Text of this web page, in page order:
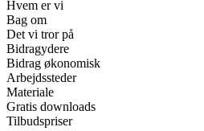
Hvem er vi
Bag om
Det vi tror på
Bidragydere
Bidrag økonomisk
Arbejdssteder
Materiale
Gratis downloads
Tilbudspriser